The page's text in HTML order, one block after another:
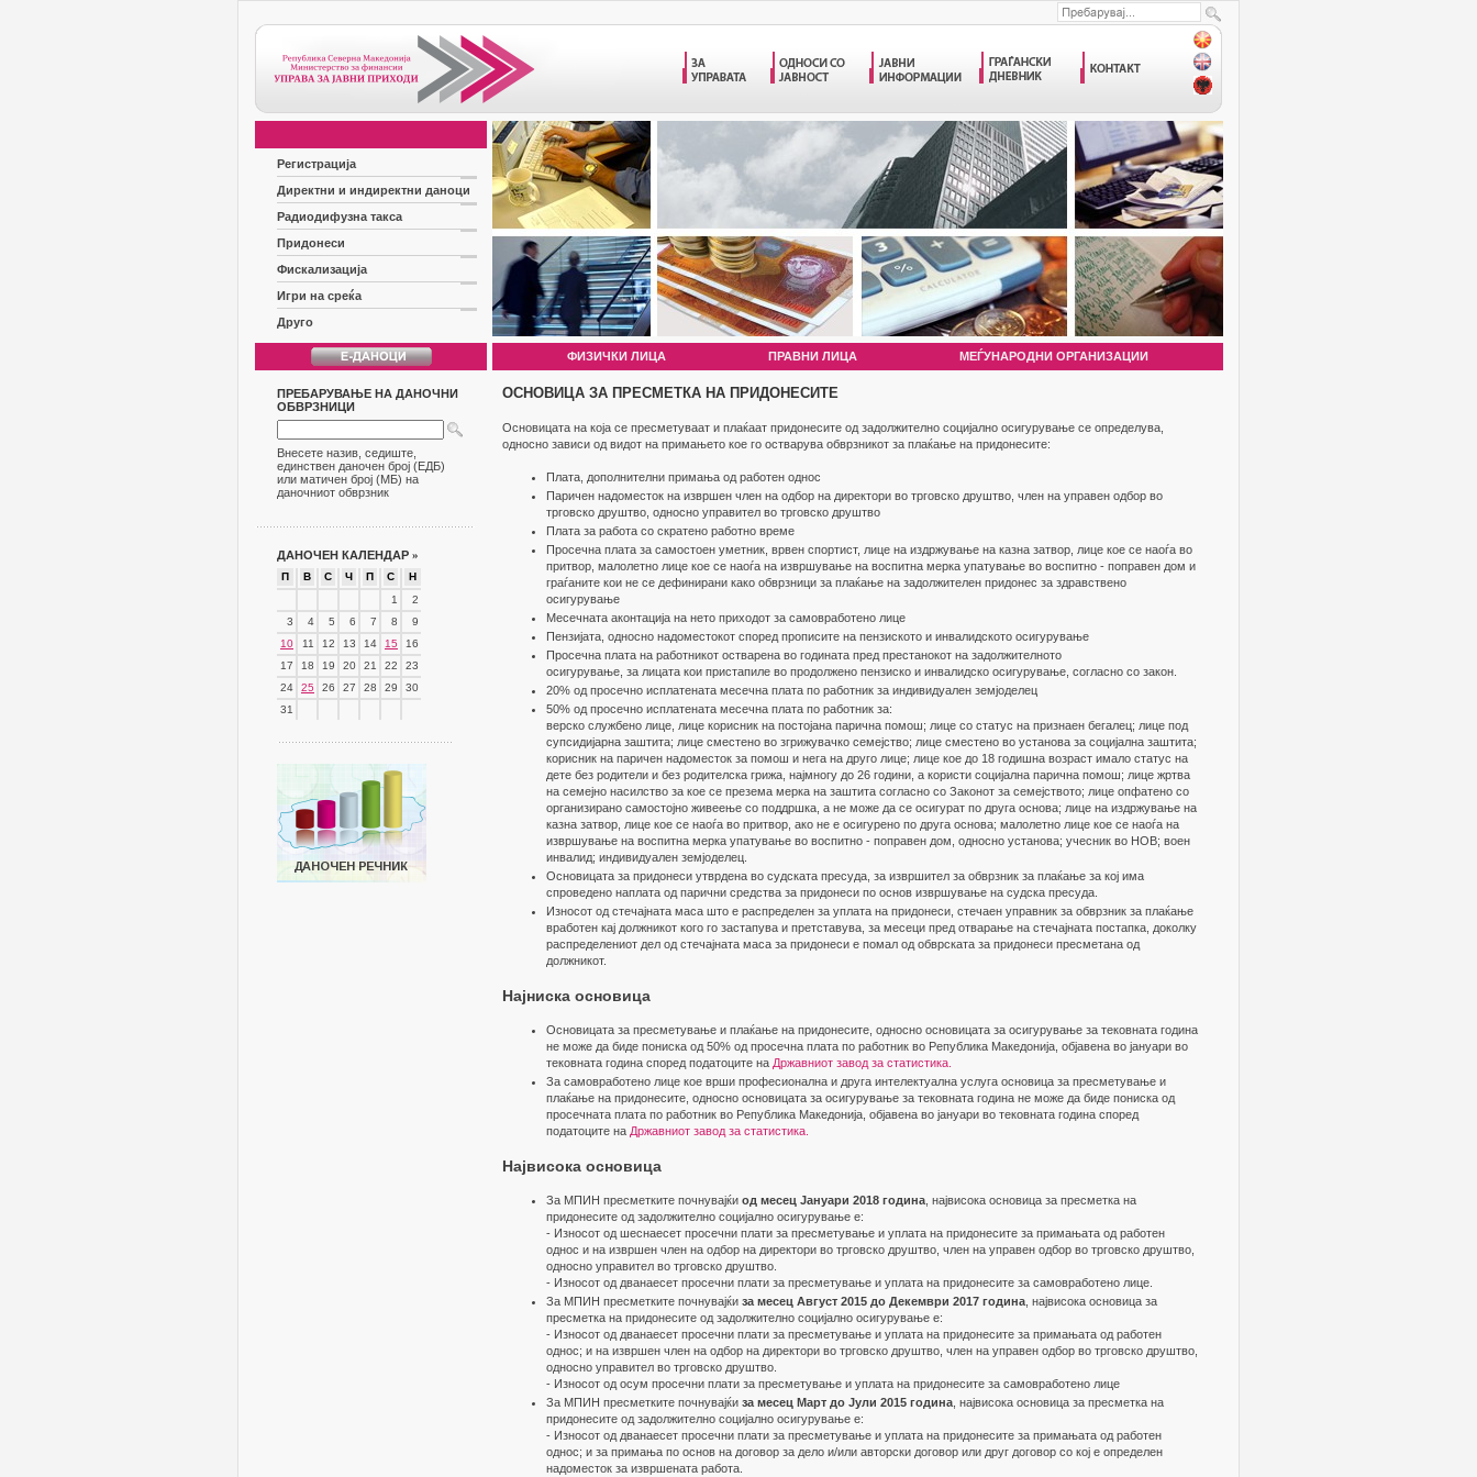
Регистрација
Директни и индиректни даноци
Радиодифузна такса
Придонеси
Фискализација
Игри на среќа
Друго
ФИЗИЧКИ ЛИЦА ПРАВНИ ЛИЦА МЕЃУНАРОДНИ ОРГАНИЗАЦИИ
ПРЕБАРУВАЊЕ НА ДАНОЧНИ
ОБВРЗНИЦИ
Внесете назив, седиште,
единствен даночен број (ЕДБ)
или матичен број (МБ) на
даночниот обврзник
ДАНОЧЕН КАЛЕНДАР »
П В С Ч П С
Н
1
2
3
4 5 6 7 8
9
10
11 12 13 14 15
16
17
18 19 20 21 22
23
24
25 26 27 28 29
30
31
ОСНОВИЦА ЗА ПРЕСМЕТКА НА ПРИДОНЕСИТЕ
Основицата на која се пресметуваат и плаќаат придонесите од задолжително социјално осигурување се определува,
односно зависи од видот на примањето кое го остварува обврзникот за плаќање на придонесите:
Плата, дополнителни примања од работен однос
Паричен надоместок на извршен член на одбор на директори во трговско друштво, член на управен одбор во
трговско друштво, односно управител во трговско друштво
Плата за работа со скратено работно време
Просечна плата за самостоен уметник, врвен спортист, лице на издржување на казна затвор, лице кое се наоѓа во
притвор, малолетно лице кое се наоѓа на извршување на воспитна мерка упатување во воспитно - поправен дом и
граѓаните кои не се дефинирани како обврзници за плаќање на задолжителен придонес за здравствено
осигурување
Месечната аконтација на нето приходот за самовработено лице
Пензијата, односно надоместокот според прописите на пензиското и инвалидското осигурување
Просечна плата на работникот остварена во годината пред престанокот на задолжителното
осигурување, за лицата кои пристапиле во продолжено пензиско и инвалидско осигурување, согласно со закон.
20% од просечно исплатената месечна плата по работник за индивидуален земјоделец
50% од просечно исплатената месечна плата по работник за:
верско службено лице, лице корисник на постојана парична помош; лице со статус на признаен бегалец; лице под
супсидијарна заштита; лице сместено во згрижувачко семејство; лице сместено во установа за социјална заштита;
корисник на паричен надоместок за помош и нега на друго лице; лице кое до 18 годишна возраст имало статус на
дете без родители и без родителска грижа, најмногу до 26 години, а користи социјална парична помош; лице жртва
на семејно насилство за кое се презема мерка на заштита согласно со Законот за семејството; лице опфатено со
организирано самостојно живеење со поддршка, а не може да се осигурат по друга основа; лице на издржување на
казна затвор, лице кое се наоѓа во притвор, ако не е осигурено по друга основа; малолетно лице кое се наоѓа на
извршување на воспитна мерка упатување во воспитно - поправен дом, односно установа; учесник во НОВ; воен
инвалид; индивидуален земјоделец.
Основицата за придонеси утврдена во судската пресуда, за извршител за обврзник за плаќање за кој има
спроведено наплата од парични средства за придонеси по основ извршување на судска пресуда.
Износот од стечaјната маса што е распределен за уплата на придонеси, стечаен управник за обврзник за плаќање
вработен кај должникот кого го застапува и претставува, за месеци пред отварање на стечајната постапка, доколку
распределениот дел од стечaјната маса за придонеси е помал од обврската за придонеси пресметана од
должникот.
Најниска основица
Основицата за пресметување и плаќање на придонесите, односно основицата за осигурување за тековната година
не може да биде пониска од 50% од просечна плата по работник во Република Македонија, објавена во јануари во
тековната година според податоците на Државниот завод за статистика.
За самовработено лице кое врши професионална и друга интелектуална услуга основица за пресметување и
плаќање на придонесите, односно основицата за осигурување за тековната година не може да биде пониска од
просечната плата по работник во Република Македонија, објавена во јануари во тековната година според
податоците на Државниот завод за статистика.
Највисока основица
За МПИН пресметките почнувајќи од месец Јануари 2018 година , највисока основица за пресметка на
придонесите од задолжително социјално осигурување е:
- Износот од шеснаесет просечни плати за пресметување и уплата на придонесите за примањата од работен
однос и на извршен член на одбор на директори во трговско друштво, член на управен одбор во трговско друштво,
односно управител во трговско друштво.
- Износот од дванаесет просечни плати за пресметување и уплата на придонесите за самовработено лице.
За МПИН пресметките почнувајќи за месец Август 2015 до Декември 2017 година , највисока основица за
пресметка на придонесите од задолжително социјално осигурување е:
- Износот од дванаесет просечни плати за пресметување и уплата на придонесите за примањата од работен
однос; и на извршен член на одбор на директори во трговско друштво, член на управен одбор во трговско друштво,
односно управител во трговско друштво.
- Износот од осум просечни плати за пресметување и уплата на придонесите за самовработено лице
За МПИН пресметките почнувајќи за месец Март до Jули 2015 година , највисока основица за пресметка на
придонесите од задолжително социјално осигурување е:
- Износот од дванаесет просечни плати за пресметување и уплата на придонесите за примањата од работен
однос; и за примања по основ на договор за дело и/или авторски договор или друг договор со кој е определен
надоместок за извршената работа.